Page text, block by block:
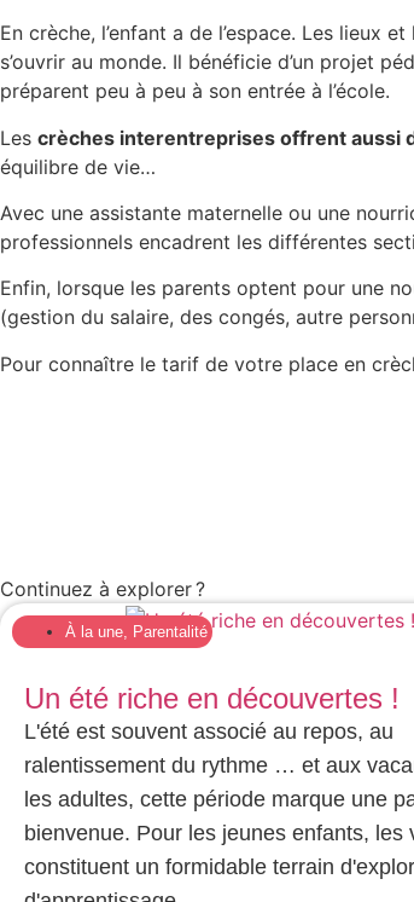
En crèche, l’enfant a de l’espace. Les lieux
s’ouvrir au monde. Il bénéficie d’un projet
préparent peu à peu à son entrée à l’école.
Les crèches interentreprises offrent aussi
équilibre de vie…
Avec une assistante maternelle ou une
professionnels encadrent les différentes
Enfin, lorsque les parents optent pour une
(gestion du salaire, des congés, autre
Pour connaître le tarif de votre place en
Continuez à explorer ?
À la une, Parentalité
Un été riche en découvertes !
L'été est souvent associé au repos, au
ralentissement du rythme … et aux
les adultes, cette période marque une
bienvenue. Pour les jeunes enfants, les
constituent un formidable terrain